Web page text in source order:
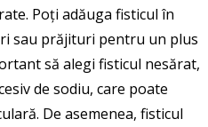
Poți adăuga fisticul în
sau prăjituri pentru un plus
să alegi fisticul nesărat,
de sodiu, care poate
De asemenea, fisticul